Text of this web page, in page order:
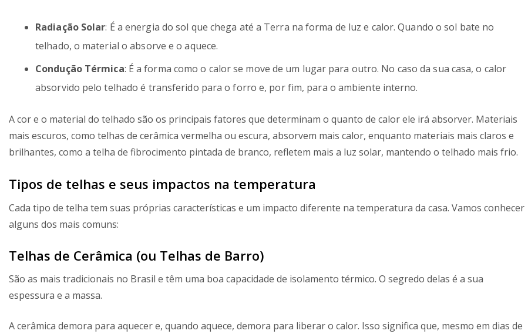
Radiação Solar: É a energia do sol que chega até a Terra na forma de luz e calor. Quando o sol bate no
telhado, o material o absorve e o aquece.
Condução Térmica: É a forma como o calor se move de um lugar para outro. No caso da sua casa, o calor
absorvido pelo telhado é transferido para o forro e, por fim, para o ambiente interno.
A cor e o material do telhado são os principais fatores que determinam o quanto de calor ele irá absorver. Materiais
mais escuros, como telhas de cerâmica vermelha ou escura, absorvem mais calor, enquanto materiais mais claros e
brilhantes, como a telha de fibrocimento pintada de branco, refletem mais a luz solar, mantendo o telhado mais frio.
Tipos de telhas e seus impactos na temperatura
Cada tipo de telha tem suas próprias características e um impacto diferente na temperatura da casa. Vamos conhecer
alguns dos mais comuns:
Telhas de Cerâmica (ou Telhas de Barro)
São as mais tradicionais no Brasil e têm uma boa capacidade de isolamento térmico. O segredo delas é a sua
espessura e a massa.
A cerâmica demora para aquecer e, quando aquece, demora para liberar o calor. Isso significa que, mesmo em dias de